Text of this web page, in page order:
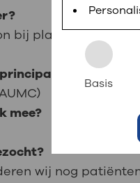
aan OLVG
in OLVG
digitaal kunt
meer
bij placenta previa
investigator)?
mee?
wij nog
Basis